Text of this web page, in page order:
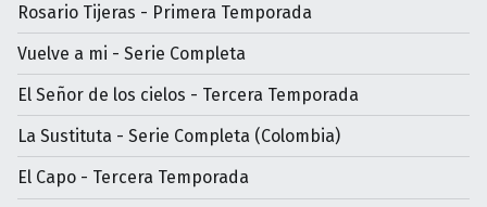
Rosario Tijeras - Primera Temporada
Vuelve a mi - Serie Completa
El Señor de los cielos - Tercera Temporada
La Sustituta - Serie Completa (Colombia)
El Capo - Tercera Temporada